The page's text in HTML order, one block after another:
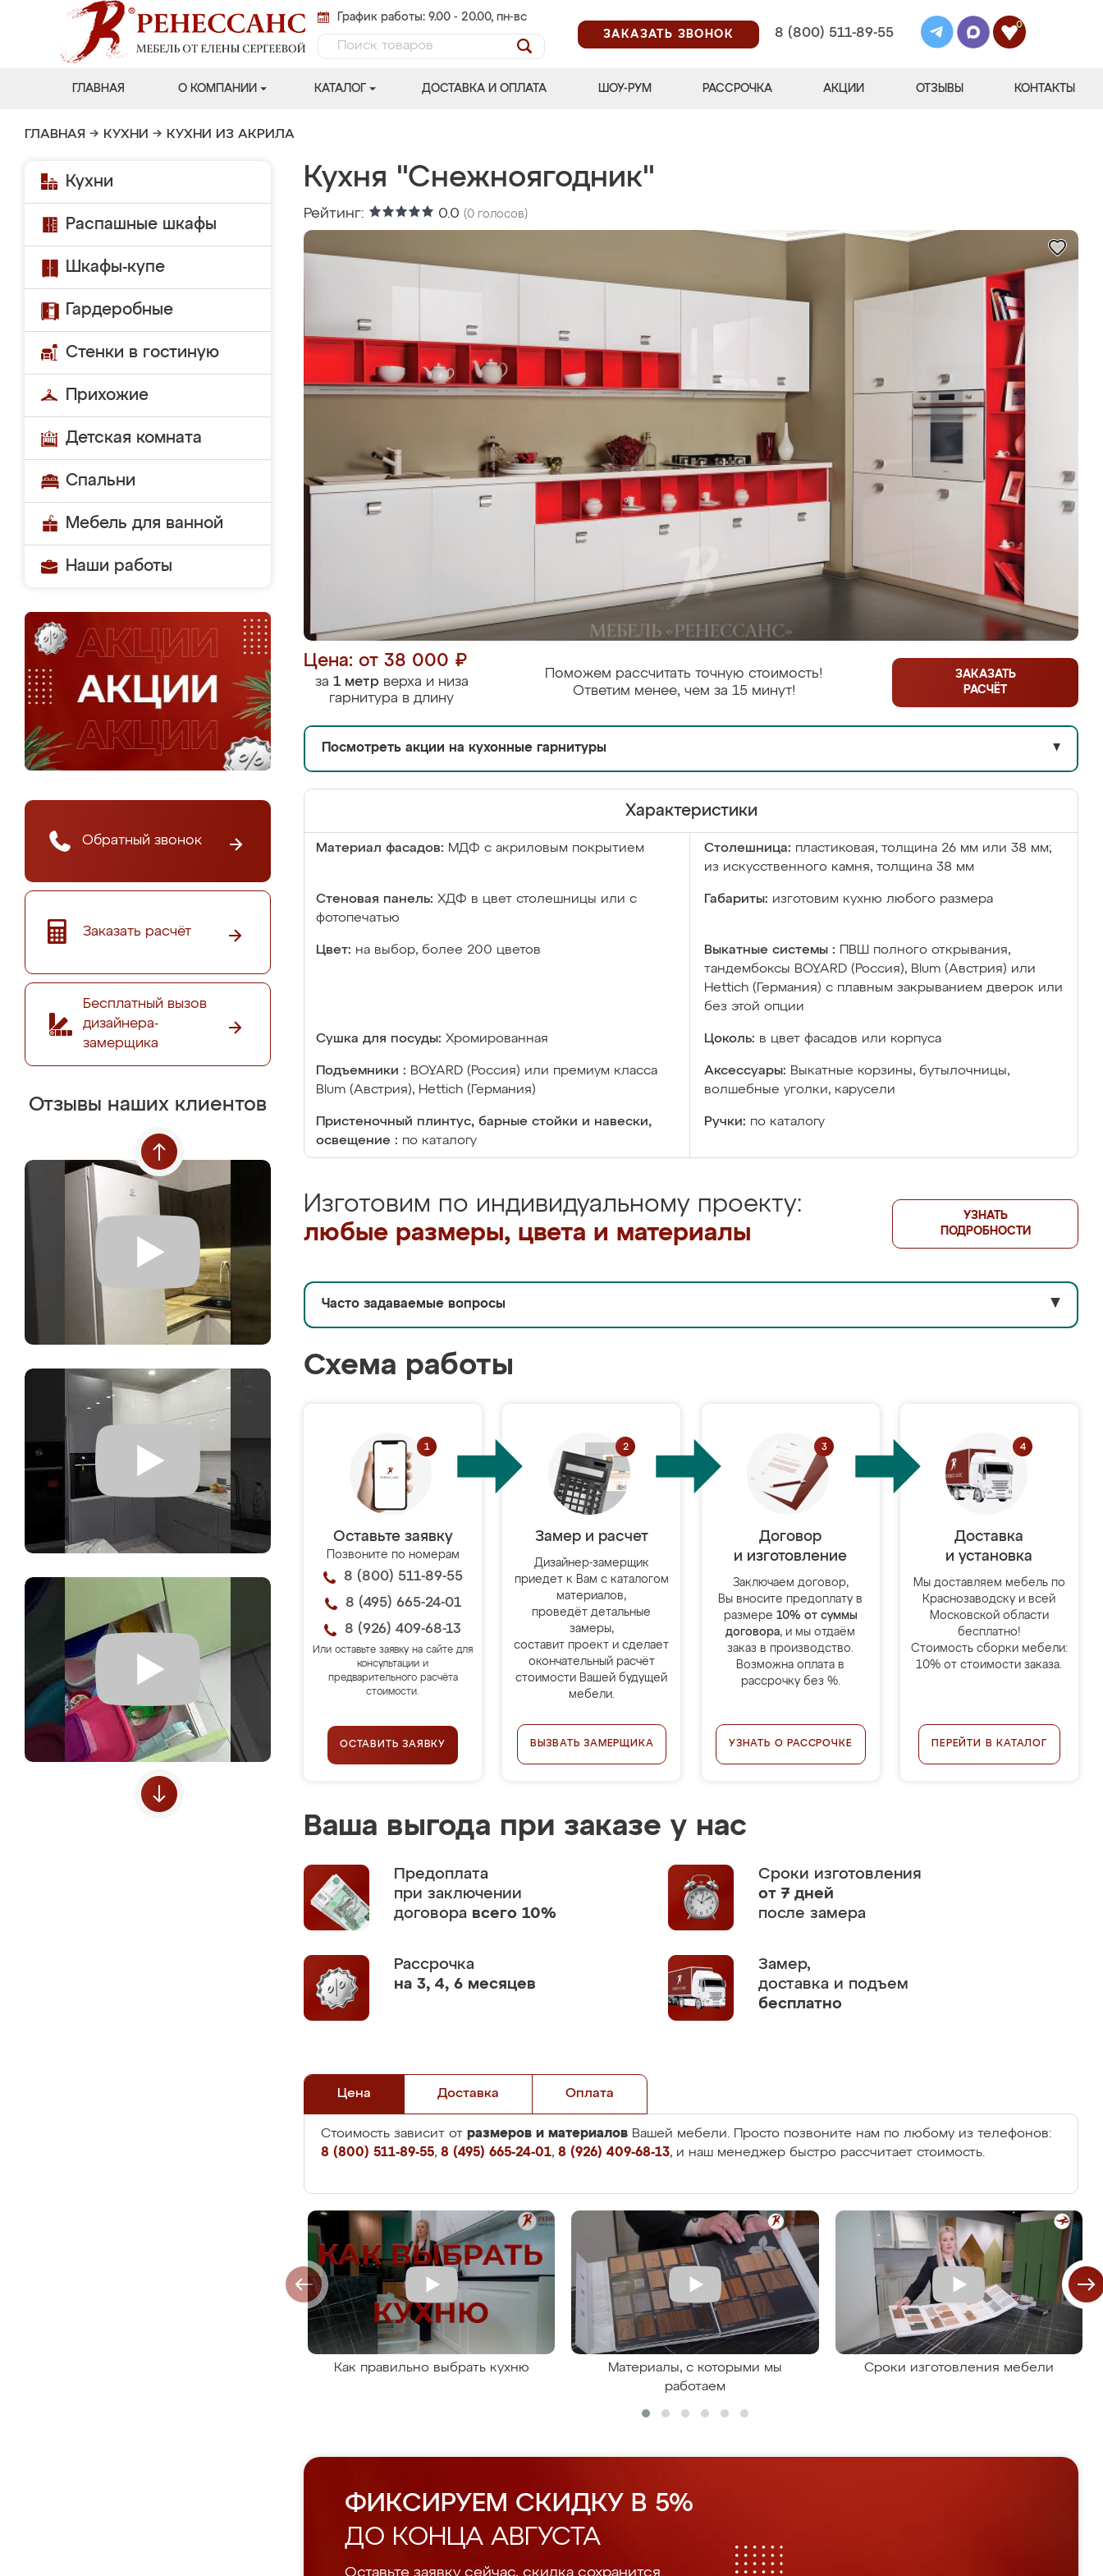
График работы: 9.00 - 20.00, пн-вс
ЗАКАЗАТЬ ЗВОНОК
8 (800) 511-89-55
0
ГЛАВНАЯ О КОМПАНИИ КАТАЛОГ ДОСТАВКА И ОПЛАТА ШОУ-РУМ РАССРОЧКА АКЦИИ ОТЗЫВЫ КОНТАКТЫ
ГЛАВНАЯ → КУХНИ → КУХНИ ИЗ АКРИЛА
Кухни
Распашные шкафы
Шкафы-купе
Гардеробные
Стенки в гостиную
Прихожие
Детская комната
Спальни
Мебель для ванной
Наши работы
Обратный звонок
Заказать расчёт
Бесплатный вызов
дизайнера-
замерщика
Отзывы наших клиентов
Кухня "Снежноягодник"
Рейтинг: 0.0 (0 голосов)
Цена: от 38 000 ₽
за 1 метрверха и низа
гарнитура в длину
Поможем рассчитать точную стоимость!
Ответим менее, чем за 15 минут!
ЗАКАЗАТЬ
РАСЧЁТ
Посмотреть акции на кухонные гарнитуры ▼
Характеристики
Материал фасадов: МДФ с акриловым покрытием Столешница: пластиковая, толщина 26 мм или 38 мм;
из искусственного камня, толщина 38 мм
Стеновая панель: ХДФ в цвет столешницы или с
фотопечатью
Габариты: изготовим кухню любого размера
Цвет: на выбор, более 200 цветов Выкатные системы :
ПВШ полного открывания,
тандембоксы BOYARD (Россия), Blum (Австрия) или
Hettich (Германия) с плавным закрыванием дверок или
без этой опции
Сушка для посуды: Хромированная Цоколь: в цвет фасадов или корпуса
Подъемники : BOYARD (Россия) или премиум класса
Blum (Австрия), Hettich (Германия)
Аксессуары: Выкатные корзины, бутылочницы,
волшебные уголки, карусели
Пристеночный плинтус, барные стойки и навески,
освещение : по каталогу
Ручки: по каталогу
Изготовим по индивидуальному проекту:
любые размеры, цвета и материалы
УЗНАТЬ
ПОДРОБНОСТИ
Часто задаваемые вопросы ▼
Схема работы
Оставьте заявку
Позвоните по номерам
8 (800) 511-89-55
8 (495) 665-24-01
8 (926) 409-68-13
Или оставьте заявку на сайте для
консультации и
предварительного расчёта
стоимости.
ОСТАВИТЬ ЗАЯВКУ
Замер и расчет
Дизайнер-замерщик
приедет к Вам с каталогом
материалов,
проведёт детальные
замеры,
составит проект и сделает
окончательный расчёт
стоимости Вашей будущей
мебели.
ВЫЗВАТЬ ЗАМЕРЩИКА
Договор
и изготовление
Заключаем договор,
Вы вносите предоплату в
размере 10% от суммы
договора, и мы отдаём
заказ в производство.
Возможна оплата в
рассрочку без %.
УЗНАТЬ О РАССРОЧКЕ
Доставка
и установка
Мы доставляем мебель по
Краснозаводску и всей
Московской области
бесплатно!
Стоимость сборки мебели:
10% от стоимости заказа.
ПЕРЕЙТИ В КАТАЛОГ
Ваша выгода при заказе у нас
Предоплата
при заключении
договора всего 10%
Сроки изготовления
от 7 дней
после замера
Рассрочка
на 3, 4, 6 месяцев
Замер,
доставка и подъем
бесплатно
Цена Доставка Оплата
Стоимость зависит от размеров и материалов Вашей мебели. Просто позвоните нам по любому из телефонов:
8 (800) 511-89-55, 8 (495) 665-24-01, 8 (926) 409-68-13, и наш менеджер быстро рассчитает стоимость.
Как правильно выбрать кухню
Материалы, с которыми мы
работаем
Сроки изготовления мебели
ФИКСИРУЕМ СКИДКУ В 5%
ДО КОНЦА АВГУСТА
Оставьте заявку сейчас, скидка сохранится.